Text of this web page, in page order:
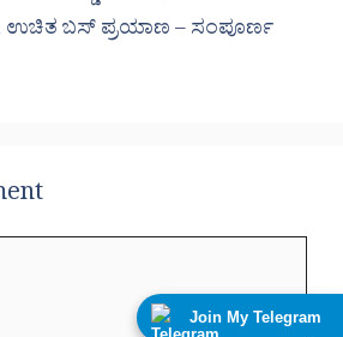
Join My Telegram
ಉಚಿತ ಬಸ್ ಪ್ರಯಾಣ – ಸಂಪೂರ್ಣ